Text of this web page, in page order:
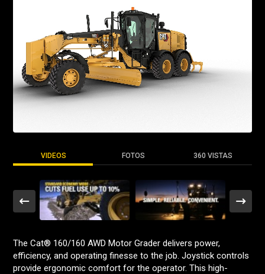
VIDEOS FOTOS 360 VISTAS
The Cat® 160/160 AWD Motor Grader delivers power,
efficiency, and operating finesse to the job. Joystick controls
provide ergonomic comfort for the operator. This high-